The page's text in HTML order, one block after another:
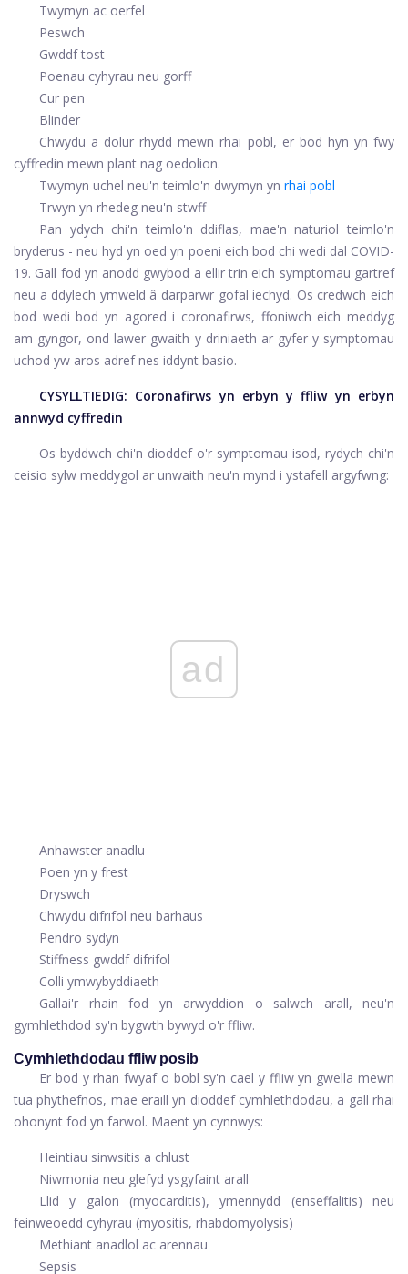
Twymyn ac oerfel
Peswch
Gwddf tost
Poenau cyhyrau neu gorff
Cur pen
Blinder
Chwydu a dolur rhydd mewn rhai pobl, er bod hyn yn fwy
cyffredin mewn plant nag oedolion.
Twymyn uchel neu'n teimlo'n dwymyn yn rhai pobl
Trwyn yn rhedeg neu'n stwff
Pan ydych chi'n teimlo'n ddiflas, mae'n naturiol teimlo'n
bryderus - neu hyd yn oed yn poeni eich bod chi wedi dal COVID-
19. Gall fod yn anodd gwybod a ellir trin eich symptomau gartref
neu a ddylech ymweld â darparwr gofal iechyd. Os credwch eich
bod wedi bod yn agored i coronafirws, ffoniwch eich meddyg
am gyngor, ond lawer gwaith y driniaeth ar gyfer y symptomau
uchod yw aros adref nes iddynt basio.
CYSYLLTIEDIG: Coronafirws yn erbyn y ffliw yn erbyn
annwyd cyffredin
Os byddwch chi'n dioddef o'r symptomau isod, rydych chi'n
ceisio sylw meddygol ar unwaith neu'n mynd i ystafell argyfwng:
ad
Anhawster anadlu
Poen yn y frest
Dryswch
Chwydu difrifol neu barhaus
Pendro sydyn
Stiffness gwddf difrifol
Colli ymwybyddiaeth
Gallai'r rhain fod yn arwyddion o salwch arall, neu'n
gymhlethdod sy'n bygwth bywyd o'r ffliw.
Cymhlethdodau ffliw posib
Er bod y rhan fwyaf o bobl sy'n cael y ffliw yn gwella mewn
tua phythefnos, mae eraill yn dioddef cymhlethdodau, a gall rhai
ohonynt fod yn farwol. Maent yn cynnwys:
Heintiau sinwsitis a chlust
Niwmonia neu glefyd ysgyfaint arall
Llid y galon (myocarditis), ymennydd (enseffalitis) neu
feinweoedd cyhyrau (myositis, rhabdomyolysis)
Methiant anadlol ac arennau
Sepsis